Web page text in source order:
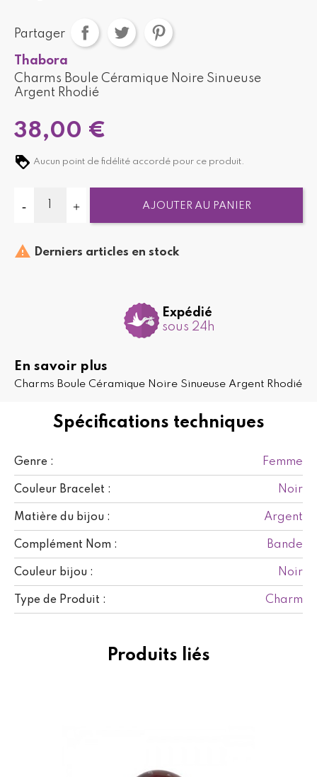
Spécifications techniques
Genre : Femme
Couleur Bracelet : Noir
Matière du bijou : Argent
Complément Nom : Bande
Couleur bijou : Noir
Type de Produit : Charm
Partager
Thabora
Charms Boule Céramique Noire Sinueuse
Argent Rhodié
38,00 €
Aucun point de fidélité accordé pour ce produit.
AJOUTER AU PANIER
 Derniers articles en stock
Expédié
sous 24h
En savoir plus
Charms Boule Céramique Noire Sinueuse Argent Rhodié
Produits liés